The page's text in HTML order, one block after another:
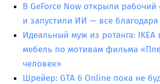
В GeForce Now открыли рабочий
и запустили ИИ — все благодаря
Идеальный муж из ротанга: IKEA
мебель по мотивам фильма
человек»
Шрейер: GTA 6 Online пока не